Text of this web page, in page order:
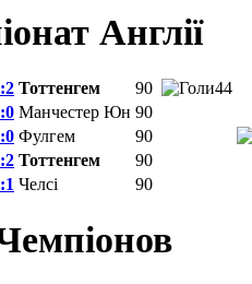
Англії
Тоттенгем 90
44
Манчестер Юн 90
Фулгем
90
Тоттенгем
90
Челсі 90